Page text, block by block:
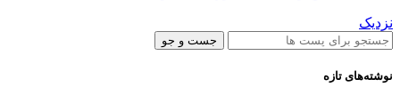
نزدیک
جست و جو
نوشته‌های تازه